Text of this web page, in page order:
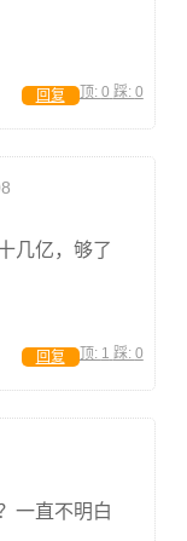
顶: 0 踩: 0
回复
几亿，够了
顶: 1 踩: 0
回复
一直不明白